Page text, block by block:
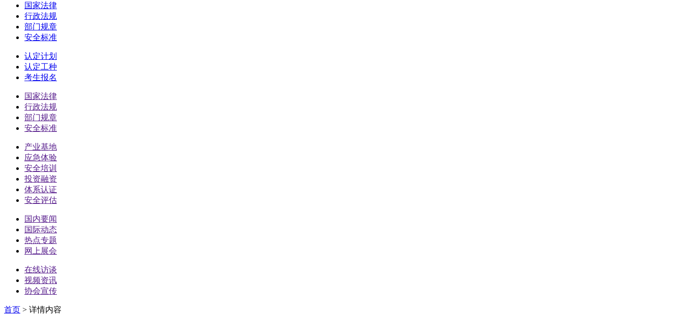
国家法律
行政法规
部门规章
安全标准
认定计划
认定工种
考生报名
国家法律
行政法规
部门规章
安全标准
产业基地
应急体验
安全培训
投资融资
体系认证
安全评估
国内要闻
国际动态
热点专题
网上展会
在线访谈
视频资讯
协会宣传
首页 > 详情内容